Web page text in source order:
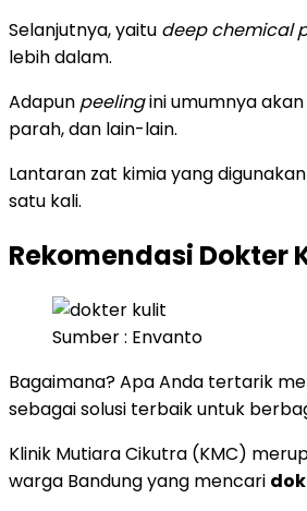
Selanjutnya, yaitu deep chemical
lebih dalam.
Adapun peelingini umumnya
parah, dan lain-lain.
Lantaran zat kimia yang
satu kali.
Rekomendasi Dokter
Sumber : Envanto
Bagaimana? Apa Anda tertarik
sebagai solusi terbaik untuk
Klinik Mutiara Cikutra (KMC)
warga Bandung yang mencari